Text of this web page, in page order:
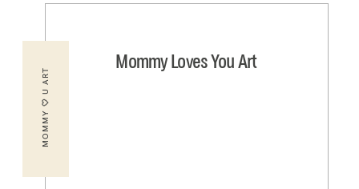
Mommy Loves You Art
MOMMY 🤍 U ART